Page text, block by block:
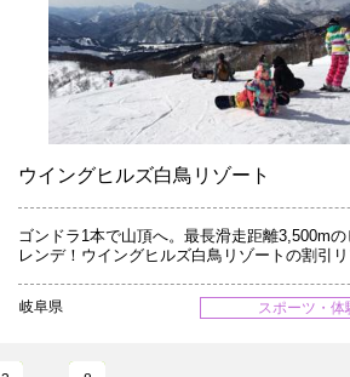
ウイングヒルズ白鳥リゾート
ゴンドラ1本で山頂へ。最長滑走距離3,500m
レンデ！ウイングヒルズ白鳥リゾートの割引
岐阜県 スポーツ・体